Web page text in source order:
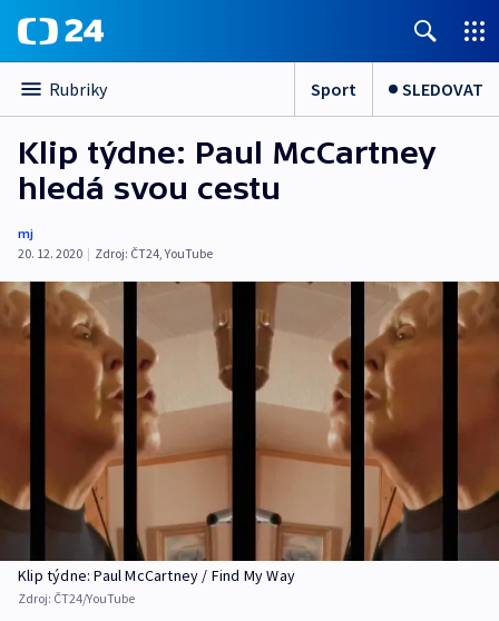
Rubriky Sport SLEDOVAT
Klip týdne: Paul McCartney
hledá svou cestu
mj
20. 12. 2020 | Zdroj: ČT24,YouTube
Klip týdne: Paul McCartney / Find My Way
Zdroj: ČT24/YouTube